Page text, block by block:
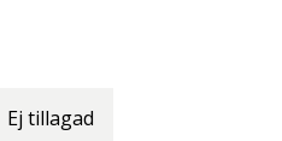
Ej tillagad